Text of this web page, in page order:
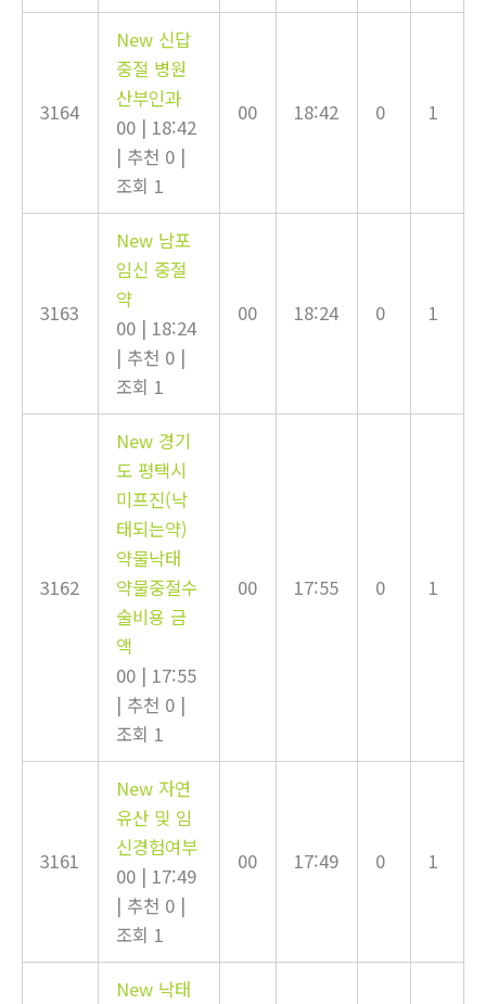
3164
New 신답
중절 병원
산부인과
00 | 18:42
| 추천 0 |
조회 1
00 18:42 0 1
3163
New 남포
임신 중절
약
00 | 18:24
| 추천 0 |
조회 1
00 18:24 0 1
3162
New 경기
도 평택시
미프진(낙
태되는약)
약물낙태
약물중절수
술비용 금
액
00 | 17:55
| 추천 0 |
조회 1
00 17:55 0 1
3161
New 자연
유산 및 임
신경험여부
00 | 17:49
| 추천 0 |
조회 1
00 17:49 0 1
New 낙태